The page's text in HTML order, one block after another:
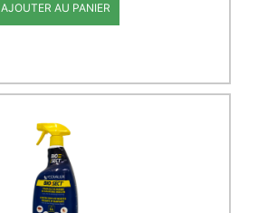
AJOUTER AU PANIER